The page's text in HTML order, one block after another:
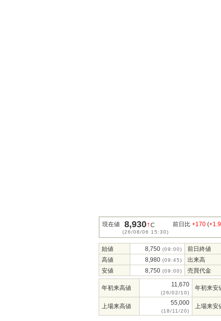
現在値 8,930↑C
(26/08/06 15:30)
前日比 +170 (
始値 8,750 (09:00)
前日終値
高値
8,980 (09:45)
出来高
安値
8,750 (09:00) 売買代金
年初来高値 11,670
(26/02/10)
年初来安
上場来高値 55,000
(18/11/20)
上場来安